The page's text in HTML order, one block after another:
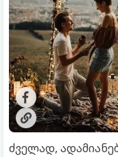
ძველად,